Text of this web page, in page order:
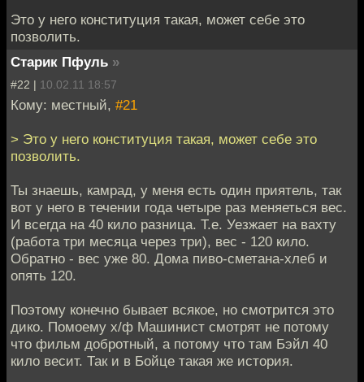
Это у него конституция такая, может себе это
позволить.
Старик Пфуль »
#22 | 10.02.11 18:57
Кому: местный, #21
> Это у него конституция такая, может себе это
позволить.
Ты знаешь, камрад, у меня есть один приятель, так
вот у него в течении года четыре раз меняеться вес.
И всегда на 40 кило разница. Т.е. Уезжает на вахту
(работа три месяца через три), вес - 120 кило.
Обратно - вес уже 80. Дома пиво-сметана-хлеб и
опять 120.
Поэтому конечно бывает всякое, но смотрится это
дико. Помоему х/ф Машинист смотрят не потому
что фильм добротный, а потому что там Бэйл 40
кило весит. Так и в Бойце такая же история.